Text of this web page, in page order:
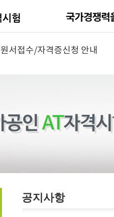
원서접수/자격증신청 안내
공지사항